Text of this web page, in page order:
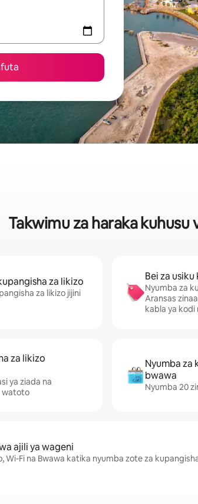
Takwimu za haraka kuhusu
za likizo
za likizo jijini
Bei za usiku
Nyumba za
Aransas
kabla ya kodi
za likizo
ya ziada na
watoto
Nyumba za
bwawa
Nyumba 20
ajili ya wageni
Wi-Fi na Bwawa katika nyumba zote za